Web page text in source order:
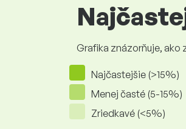
Grafika znázorňuje, ako
Najčastejšie (>15%)
Menej časté (5-15%)
Zriedkavé (<5%)